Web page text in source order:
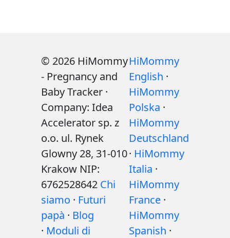
© 2026 HiMommy
- Pregnancy and
Baby Tracker ·
Company: Idea
Accelerator sp. z
o.o. ul. Rynek
Glowny 28, 31-010
Krakow NIP:
6762528642 Chi
siamo · Futuri
papà · Blog
· Moduli di
HiMommy
English ·
HiMommy
Polska ·
HiMommy
Deutschland
· HiMommy
Italia ·
HiMommy
France ·
HiMommy
Spanish ·